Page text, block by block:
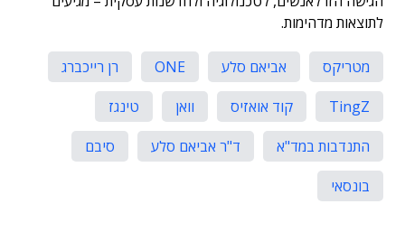
לתוצאות מדהימות.
מטריקס אביאם סלע ONE
רן רייכברג
TingZ
קוד אואזיס וואן
טינגז
התנדבות במד"א
ד"ר אביאם סלע
סיבם
בונסאי